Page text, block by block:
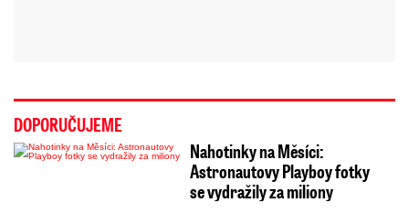
DOPORUČUJEME
Nahotinky na Měsíci:
Astronautovy Playboy fotky
se vydražily za miliony